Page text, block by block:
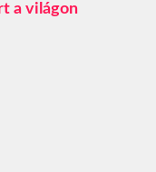
a világon